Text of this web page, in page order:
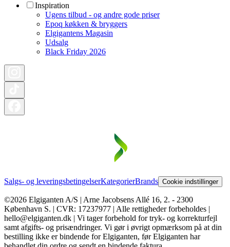
Inspiration
Ugens tilbud - og andre gode priser
Epoq køkken & bryggers
Elgigantens Magasin
Udsalg
Black Friday 2026
Salgs- og leveringsbetingelserKategorierBrands Cookie indstillinger
©2026 Elgiganten A/S | Arne Jacobsens Allé 16, 2. - 2300
København S. | CVR: 17237977 | Alle rettigheder forbeholdes |
hello@elgiganten.dk | Vi tager forbehold for tryk- og korrekturfejl
samt afgifts- og prisændringer. Vi gør i øvrigt opmærksom på at din
bestilling ikke er bindende for Elgiganten, før Elgiganten har